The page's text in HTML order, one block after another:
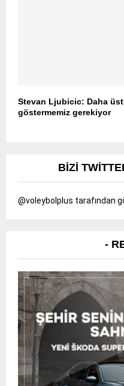
Stevan Ljubicic: Daha
göstermemiz gerekiyor
BIZI
@voleybolplus tarafından
-